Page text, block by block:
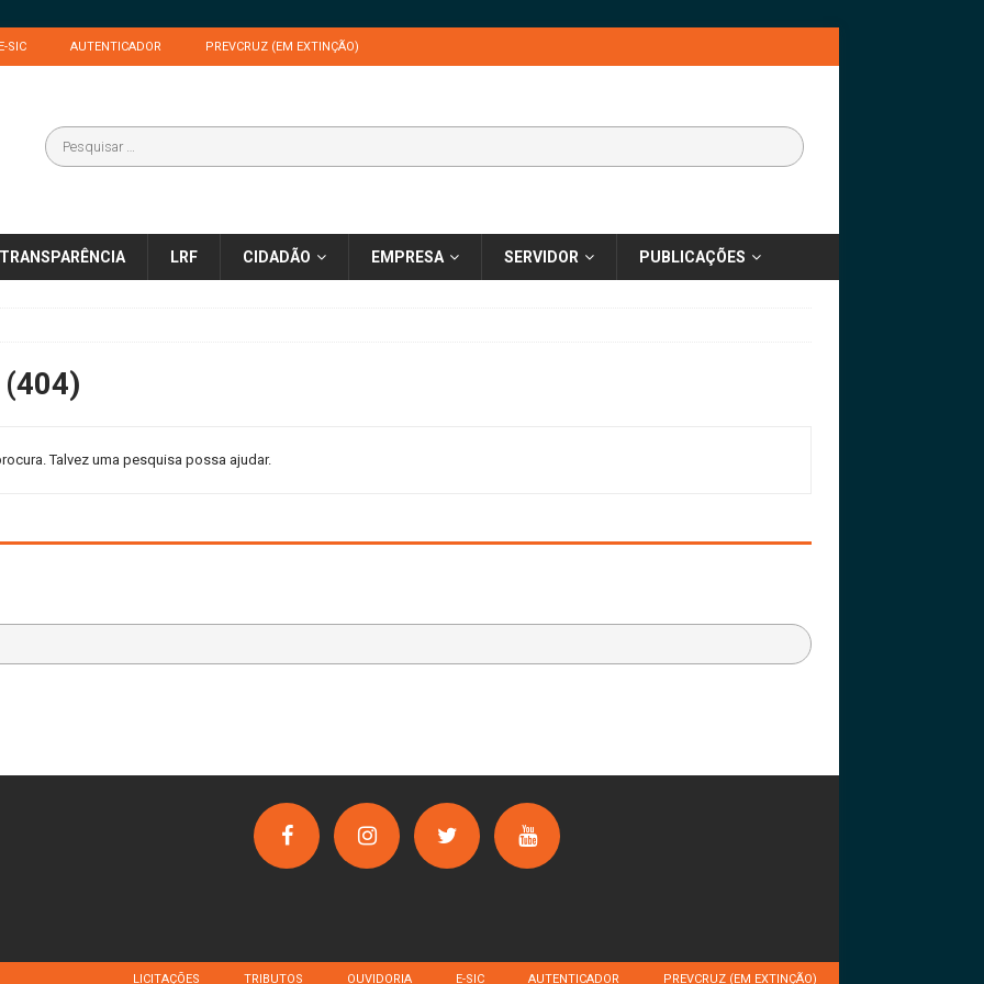
SIC AUTENTICADOR PREVCRUZ (EM EXTINÇÃO)
TRANSPARÊNCIA LRF CIDADÃO EMPRESA SERVIDOR PUBLICAÇÕES
Talvez uma pesquisa possa ajudar.
LICITAÇÕES TRIBUTOS OUVIDORIA E-SIC AUTENTICADOR PREVCRUZ (EM EXTINÇÃO)